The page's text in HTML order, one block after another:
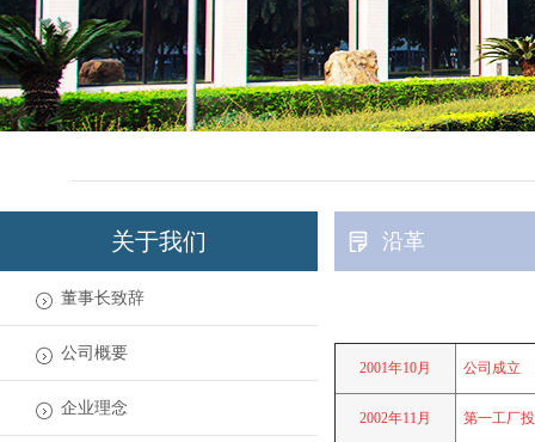
关于我们
董事长致辞
公司概要
企业理念
沿革
2001年10月 公司成立
2002年11月 第一工厂